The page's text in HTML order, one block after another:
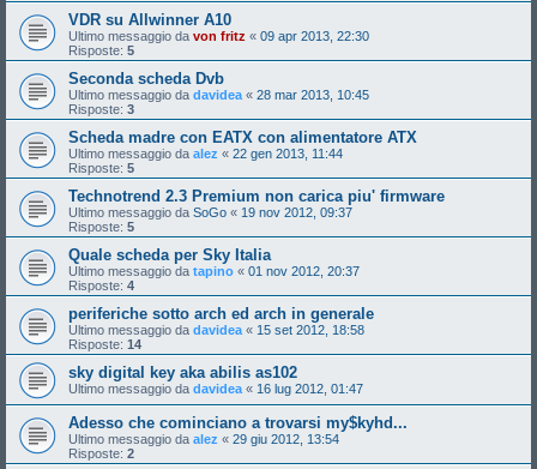
VDR su Allwinner A10
Ultimo messaggio da von fritz « 09 apr 2013, 22:30
Risposte: 5
Seconda scheda Dvb
Ultimo messaggio da davidea « 28 mar 2013, 10:45
Risposte: 3
Scheda madre con EATX con alimentatore ATX
Ultimo messaggio da alez « 22 gen 2013, 11:44
Risposte: 5
Technotrend 2.3 Premium non carica piu' firmware
Ultimo messaggio da SoGo « 19 nov 2012, 09:37
Risposte: 5
Quale scheda per Sky Italia
Ultimo messaggio da tapino « 01 nov 2012, 20:37
Risposte: 4
periferiche sotto arch ed arch in generale
Ultimo messaggio da davidea « 15 set 2012, 18:58
Risposte: 14
sky digital key aka abilis as102
Ultimo messaggio da davidea « 16 lug 2012, 01:47
Adesso che cominciano a trovarsi my$kyhd...
Ultimo messaggio da alez « 29 giu 2012, 13:54
Risposte: 2